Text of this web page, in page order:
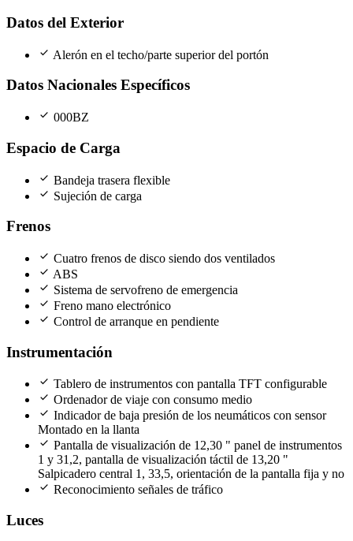
Datos del Exterior
check Alerón en el techo/parte superior del portón
Datos Nacionales Específicos
check 000BZ
Espacio de Carga
check Bandeja trasera flexible
check Sujeción de carga
Frenos
check Cuatro frenos de disco siendo dos ventilados
check ABS
check Sistema de servofreno de emergencia
check Freno mano electrónico
check Control de arranque en pendiente
Instrumentación
check Tablero de instrumentos con pantalla TFT configurable
check Ordenador de viaje con consumo medio
check Indicador de baja presión de los neumáticos con sensor
Montado en la llanta
check Pantalla de visualización de 12,30 " panel de instrumentos
1 y 31,2, pantalla de visualización táctil de 13,20 "
Salpicadero central 1, 33,5, orientación de la pantalla fija y no
check Reconocimiento señales de tráfico
Luces